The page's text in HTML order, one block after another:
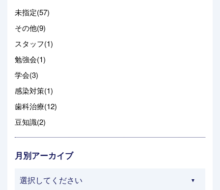
未指定(57)
その他(9)
スタッフ(1)
勉強会(1)
学会(3)
感染対策(1)
歯科治療(12)
豆知識(2)
月別アーカイブ